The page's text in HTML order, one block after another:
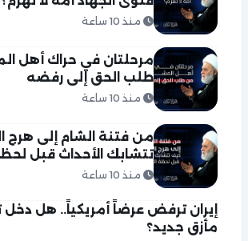
منذ 10 ساعة
مرحلتان في حراك أهل
طلب الحق إلى رفضه
منذ 10 ساعة
من فتنة الشام إلى هرج
تتشابك الأحداث قبل
منذ 10 ساعة
إيران ترفض عرضاً أمريكياً.. هل
مأزق جديد؟